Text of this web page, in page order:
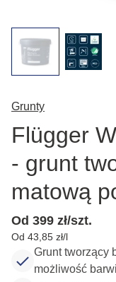
Grunty
Flügger
- grunt
matową
Od 399 zł/szt.
Od 43,85 zł/l
Grunt tworzący
możliwość